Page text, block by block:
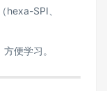
hexa-SPI、
便学习。